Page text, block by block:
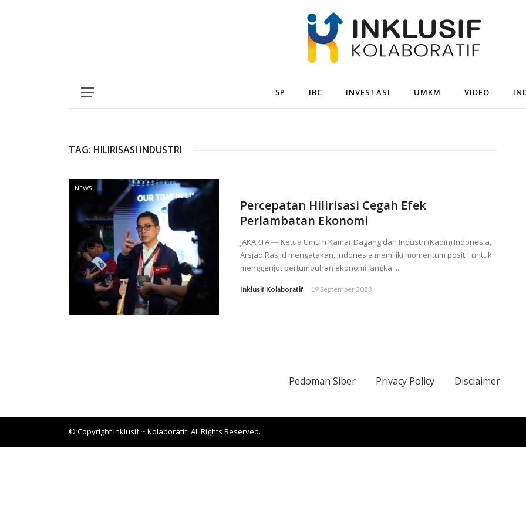
5P IBC INVESTASI UMKM VIDEO
TAG: HILIRISASI INDUSTRI
NEWS
Percepatan Hilirisasi Cegah Efek
Perlambatan Ekonomi
JAKARTA ― Ketua Umum Kamar Dagang dan Industri (Kadin) Indonesia,
Arsjad Rasjid mengatakan, Indonesia memiliki momentum positif untuk
menggenjot pertumbuhan ekonomi jangka ...
Inklusif Kolaboratif 19 September 2023
Pedoman Siber Privacy Policy Disclaimer
© Copyright Inklusif ~ Kolaboratif. All Rights Reserved.